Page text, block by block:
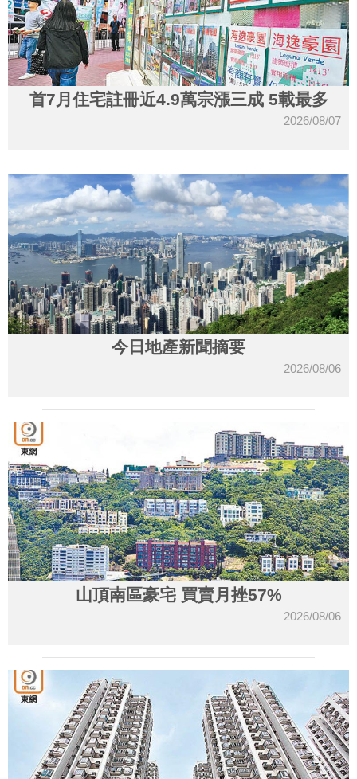
首7月住宅註冊近4.9萬宗漲三成 5載最多
2026/08/07
今日地產新聞摘要
2026/08/06
山頂南區豪宅 買賣月挫57%
2026/08/06